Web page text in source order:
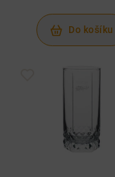
Do košíku